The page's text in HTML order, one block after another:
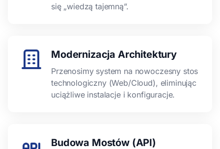
się „wiedzą tajemną”.
Modernizacja Architektury
Przenosimy system na nowoczesny stos
technologiczny (Web/Cloud), eliminując
uciążliwe instalacje i konfiguracje.
Budowa Mostów (API)